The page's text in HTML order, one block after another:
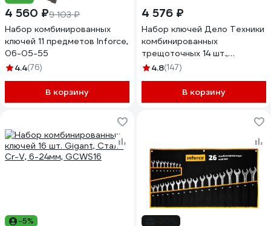
4 560 ₽9 103 ₽
Набор комбинированных
ключей 11 предметов Inforce,
06-05-55
4.4(76)
В корзину
4 576 ₽
Набор ключей Дело Техники
комбинированных
трещоточных 14 шт.,
планшет тетрон. 515141
4.8(147)
В корзину
-5%